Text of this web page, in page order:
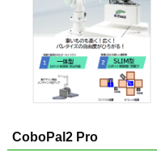
CoboPal2 Pro